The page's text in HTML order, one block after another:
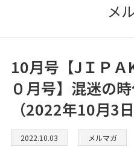
メ
10月号【JＩＰＡ
０月号】混迷の
（2022年10月3日
2022.10.03 メルマガ